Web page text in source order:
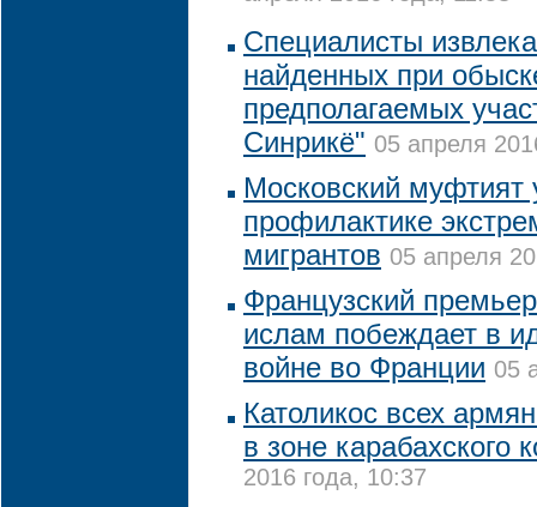
Специалисты
найденных при
предполагаемых
Синрикё" 05 апреля
Московский муфтият
профилактике
мигрантов 05 апреля
Французский
ислам побеждает в
войне во Франции 05
Католикос всех
в зоне карабахского
2016 года, 10:37